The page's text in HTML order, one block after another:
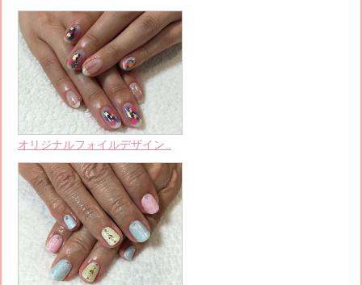
オリジナルフォイルデザイン..